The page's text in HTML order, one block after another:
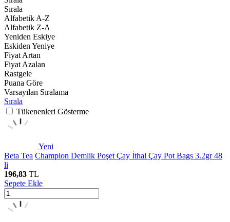
Sırala
Alfabetik A-Z
Alfabetik Z-A
Yeniden Eskiye
Eskiden Yeniye
Fiyat Artan
Fiyat Azalan
Rastgele
Puana Göre
Varsayılan Sıralama
Sırala
Tükenenleri Gösterme
Yeni
Beta Tea Champion Demlik Poşet Çay İthal Çay Pot Bags 3.2gr 48
li
196,83 TL
Sepete Ekle